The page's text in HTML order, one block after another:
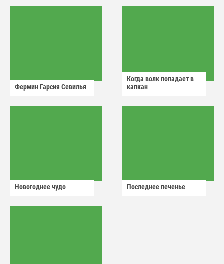
Фермин Гарсия Севилья
Когда волк попадает в
капкан
Новогоднее чудо Последнее печенье